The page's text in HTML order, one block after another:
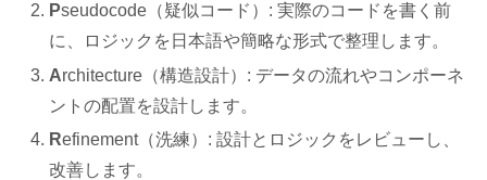
Pseudocode（疑似コード）: 実際のコードを書く前
に、ロジックを日本語や簡略な形式で整理します。
Architecture（構造設計）: データの流れやコンポーネ
ントの配置を設計します。
Refinement（洗練）: 設計とロジックをレビューし、
改善します。